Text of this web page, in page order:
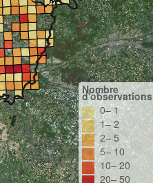
Nombre
d'observations
0– 1
1– 2
2– 5
5– 10
10– 20
20– 50